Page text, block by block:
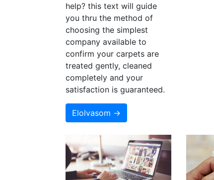
help? this text will guide
you thru the method of
choosing the simplest
company available to
confirm your carpets are
treated gently, cleaned
completely and your
satisfaction is guaranteed.
Elolvasom →